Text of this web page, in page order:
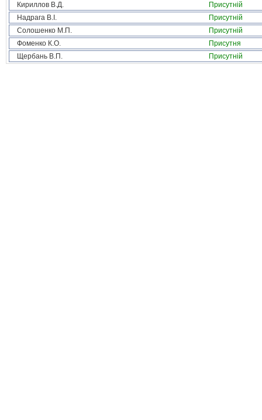
Кириллов В.Д.
Присутній
Надрага В.І.
Присутній
Солошенко М.П.
Присутній
Фоменко К.О.
Присутня
Щербань В.П.
Присутній